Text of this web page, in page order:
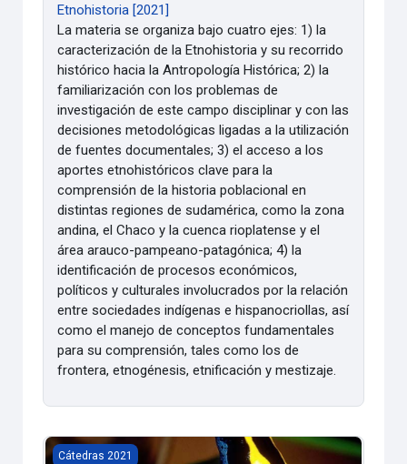
Etnohistoria [2021]
La materia se organiza bajo cuatro ejes: 1) la
caracterización de la Etnohistoria y su recorrido
histórico hacia la Antropología Histórica; 2) la
familiarización con los problemas de
investigación de este campo disciplinar y con las
decisiones metodológicas ligadas a la utilización
de fuentes documentales; 3) el acceso a los
aportes etnohistóricos clave para la
comprensión de la historia poblacional en
distintas regiones de sudamérica, como la zona
andina, el Chaco y la cuenca rioplatense y el
área arauco-pampeano-patagónica; 4) la
identificación de procesos económicos,
políticos y culturales involucrados por la relación
entre sociedades indígenas e hispanocriollas, así
como el manejo de conceptos fundamentales
para su comprensión, tales como los de
frontera, etnogénesis, etnificación y mestizaje.
Fisiología Animal [2021]
Cátedras 2021